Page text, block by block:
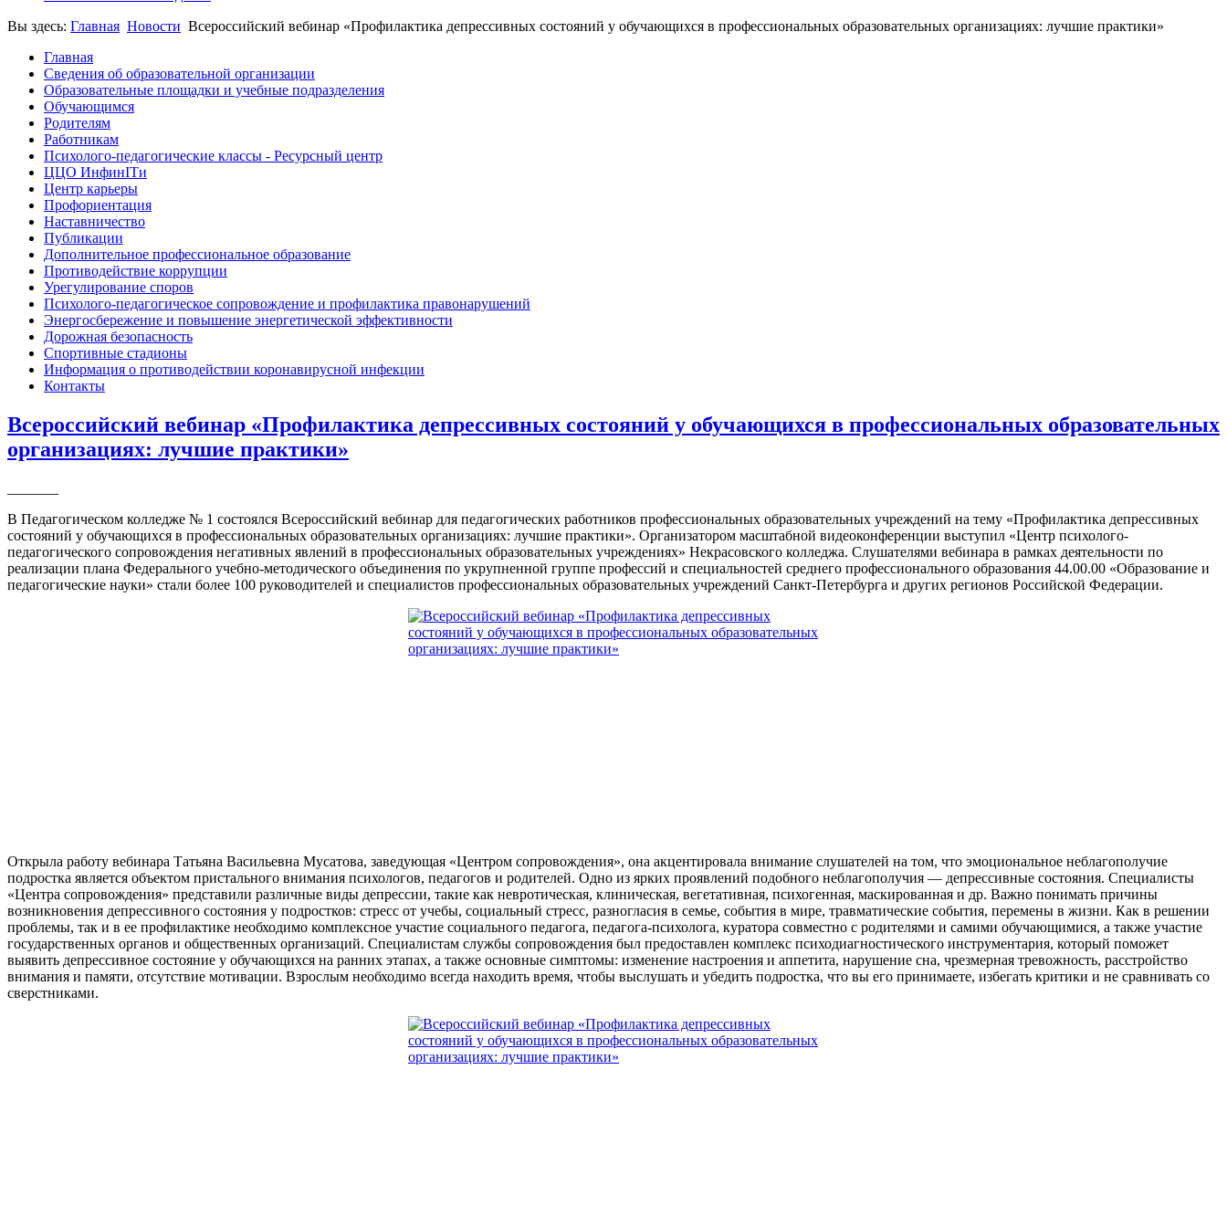
Вы здесь: Главная Новости Всероссийский вебинар «Профилактика депрессивных состояний у обучающихся в профессиональных образовательных организациях: лучшие практики»
Главная
Сведения об образовательной организации
Образовательные площадки и учебные подразделения
Обучающимся
Родителям
Работникам
Психолого-педагогические классы - Ресурсный центр
ЦЦО ИнфинITи
Центр карьеры
Профориентация
Наставничество
Публикации
Дополнительное профессиональное образование
Противодействие коррупции
Урегулирование споров
Психолого-педагогическое сопровождение и профилактика правонарушений
Энергосбережение и повышение энергетической эффективности
Дорожная безопасность
Спортивные стадионы
Информация о противодействии коронавирусной инфекции
Контакты
Всероссийский вебинар «Профилактика депрессивных состояний у обучающихся в профессиональных образовательных
организациях: лучшие практики»
В Педагогическом колледже № 1 состоялся Всероссийский вебинар для педагогических работников профессиональных образовательных учреждений на тему «Профилактика депрессивных
состояний у обучающихся в профессиональных образовательных организациях: лучшие практики». Организатором масштабной видеоконференции выступил «Центр психолого-
педагогического сопровождения негативных явлений в профессиональных образовательных учреждениях» Некрасовского колледжа. Слушателями вебинара в рамках деятельности по
реализации плана Федерального учебно-методического объединения по укрупненной группе профессий и специальностей среднего профессионального образования 44.00.00 «Образование и
педагогические науки» стали более 100 руководителей и специалистов профессиональных образовательных учреждений Санкт-Петербурга и других регионов Российской Федерации.
Открыла работу вебинара Татьяна Васильевна Мусатова, заведующая «Центром сопровождения», она акцентировала внимание слушателей на том, что эмоциональное неблагополучие
подростка является объектом пристального внимания психологов, педагогов и родителей. Одно из ярких проявлений подобного неблагополучия — депрессивные состояния. Специалисты
«Центра сопровождения» представили различные виды депрессии, такие как невротическая, клиническая, вегетативная, психогенная, маскированная и др. Важно понимать причины
возникновения депрессивного состояния у подростков: стресс от учебы, социальный стресс, разногласия в семье, события в мире, травматические события, перемены в жизни. Как в решении
проблемы, так и в ее профилактике необходимо комплексное участие социального педагога, педагога-психолога, куратора совместно с родителями и самими обучающимися, а также участие
государственных органов и общественных организаций. Специалистам службы сопровождения был предоставлен комплекс психодиагностического инструментария, который поможет
выявить депрессивное состояние у обучающихся на ранних этапах, а также основные симптомы: изменение настроения и аппетита, нарушение сна, чрезмерная тревожность, расстройство
внимания и памяти, отсутствие мотивации. Взрослым необходимо всегда находить время, чтобы выслушать и убедить подростка, что вы его принимаете, избегать критики и не сравнивать со
сверстниками.